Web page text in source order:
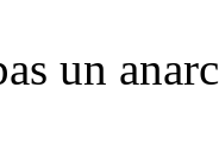
un